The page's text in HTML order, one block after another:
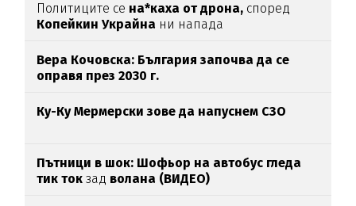
Политиците се на*каха от дрона, според
Копейкин Украйна ни напада
Вера Кочовска: България започва да се
оправя през 2030 г.
Ку-Ку Мермерски зове да напуснем СЗО
Пътници в шок: Шофьор на автобус гледа
тик ток зад волана (ВИДЕО)